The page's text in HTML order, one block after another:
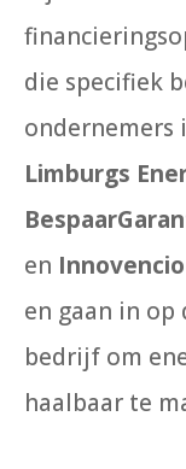
die specifiek
ondernemers
Limburgs
en Innovencio
en gaan in op
bedrijf om
haalbaar te